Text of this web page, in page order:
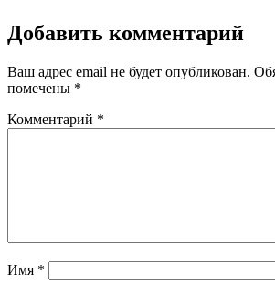
Добавить комментарий
Ваш адрес email не будет опубликован.
помечены *
Комментарий *
Имя *